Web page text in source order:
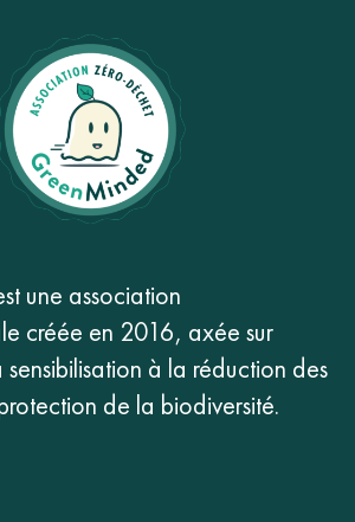
une association
créée en 2016, axée sur
à la réduction des
de la biodiversité.